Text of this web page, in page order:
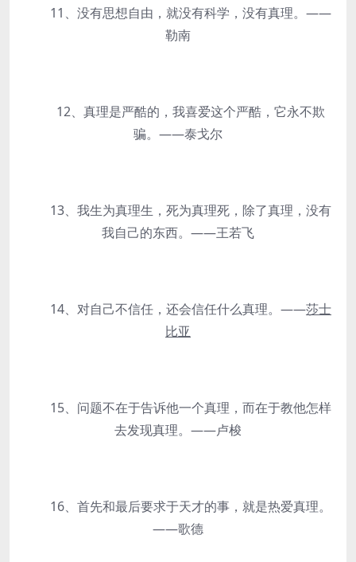
11、没有思想自由，就没有科学，没有真理。——
勒南
12、真理是严酷的，我喜爱这个严酷，它永不欺
骗。——泰戈尔
13、我生为真理生，死为真理死，除了真理，没有
我自己的东西。——王若飞
14、对自己不信任，还会信任什么真理。——莎士
比亚
15、问题不在于告诉他一个真理，而在于教他怎样
去发现真理。——卢梭
16、首先和最后要求于天才的事，就是热爱真理。
——歌德